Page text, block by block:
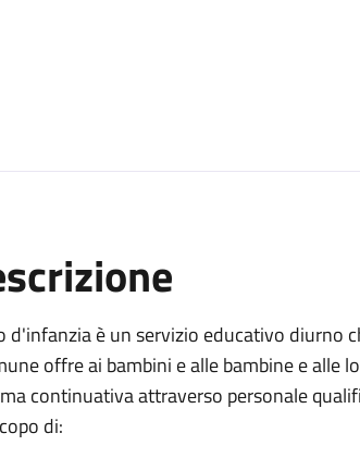
d'infanzia è un servizio educativo diurno
offre ai bambini e alle bambine e alle
continuativa attraverso personale
di: